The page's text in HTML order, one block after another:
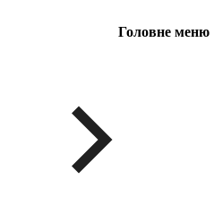
Головне меню